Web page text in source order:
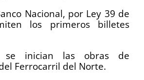
Nacional, por Ley 39 de
los primeros billetes
inician las obras de
Ferrocarril del Norte.